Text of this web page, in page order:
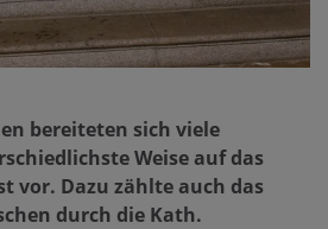
bereiteten sich viele
Weise auf das
vor. Dazu zählte auch das
durch die Kath.